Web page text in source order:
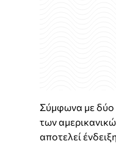
Σύμφωνα με δύο
των
αποτελεί